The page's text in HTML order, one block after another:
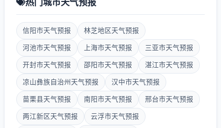
热门城市天气预报
信阳市天气预报 林芝地区天气预报
河池市天气预报 上海市天气预报 三亚市天气预报
开封市天气预报 邵阳市天气预报 湛江市天气预报
凉山彝族自治州天气预报 汉中市天气预报
苗栗县天气预报 南阳市天气预报 邢台市天气预报
两江新区天气预报 云浮市天气预报